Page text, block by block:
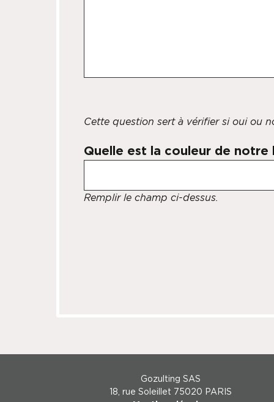
Cette question sert à vérifier si oui ou
Quelle est la couleur de
Remplir le champ ci-dessus.
Gozulting SAS
18, rue Soleillet 75020 PARIS